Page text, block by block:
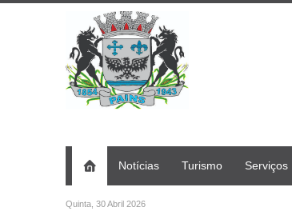
Notícias Turismo Serviços
Quinta, 30 Abril 2026